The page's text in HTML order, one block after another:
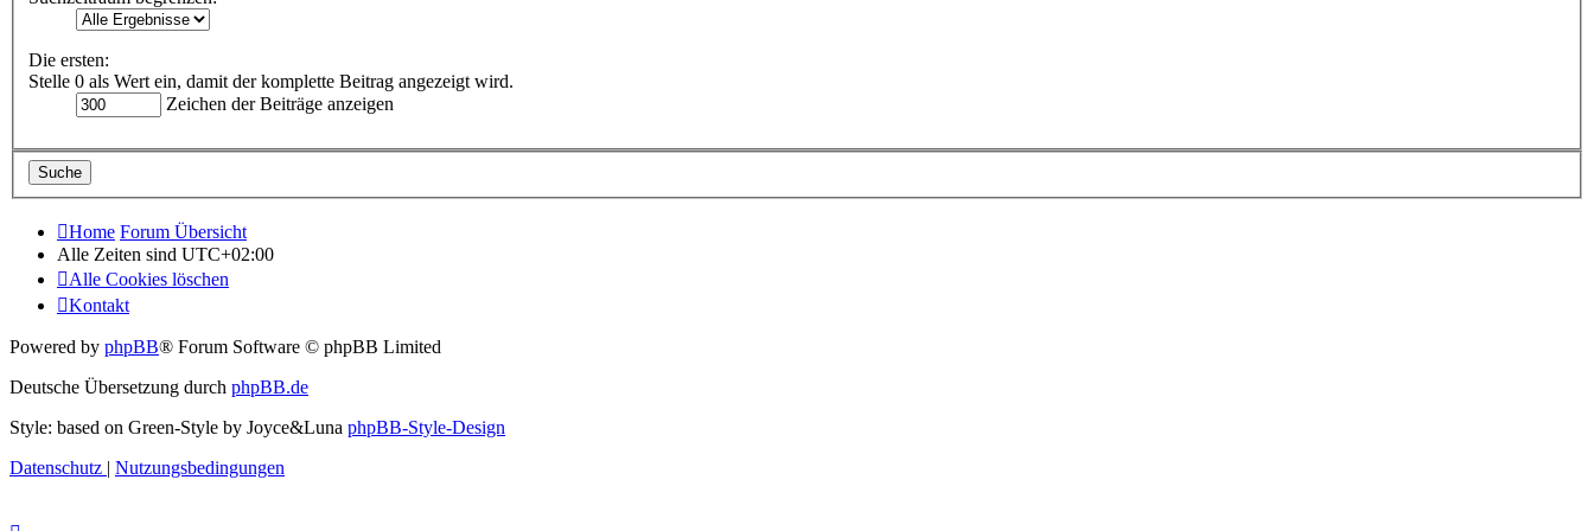
Die ersten:
Stelle 0 als Wert ein, damit der komplette Beitrag angezeigt wird.
Zeichen der Beiträge anzeigen
Home Forum Übersicht
Alle Zeiten sind UTC+02:00
Alle Cookies löschen
Kontakt
Powered by phpBB® Forum Software © phpBB Limited
Deutsche Übersetzung durch phpBB.de
Style: based on Green-Style by Joyce&Luna phpBB-Style-Design
Datenschutz | Nutzungsbedingungen